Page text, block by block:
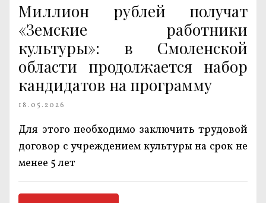
Миллион рублей получат
«Земские работники
культуры»: в Смоленской
области продолжается набор
кандидатов на программу
18.05.2026
Для этого необходимо заключить трудовой
договор с учреждением культуры на срок не
менее 5 лет